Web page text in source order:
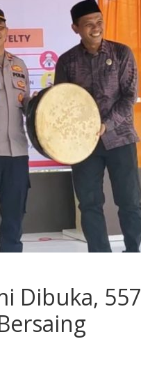
Dibuka, 557